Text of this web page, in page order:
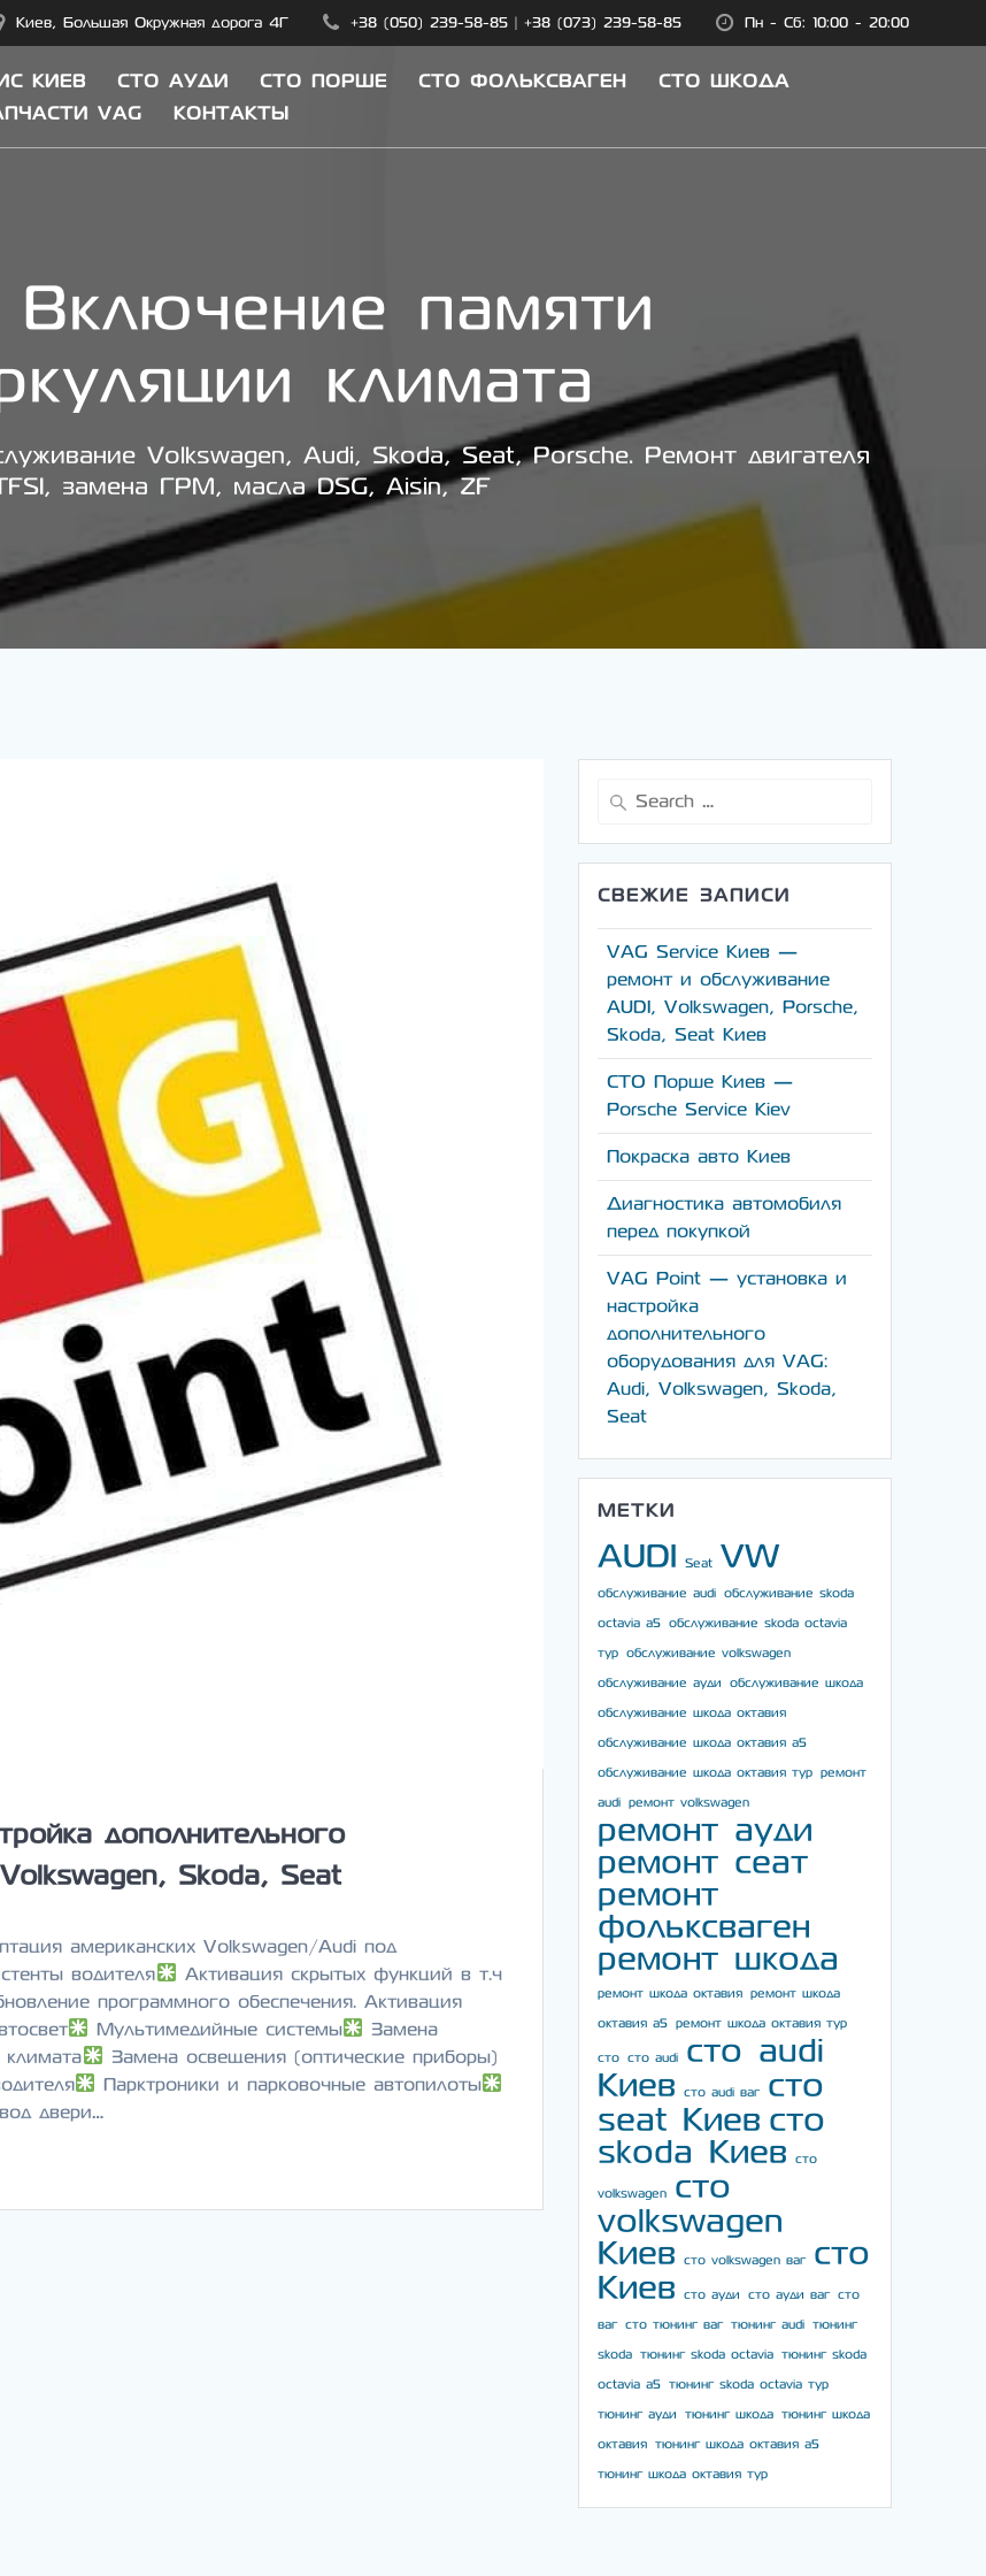
Киев, Большая Окружная дорога 4Г +38 (050) 239-58-85| +38 (073) 239-58-85 Пн - Сб: 10:00 - 20:00
КИЕВ СТО АУДИ СТО ПОРШЕ СТО ФОЛЬКСВАГЕН
СТО ШКОДА
VAG КОНТАКТЫ
Включение памяти
климата
Volkswagen, Audi, Skoda, Seat, Porsche. Ремонт двигателя
замена ГРМ, масла DSG, Aisin, ZF
дополнительного
Skoda, Seat
американских Volkswagen/Audi под
водителя
Активация скрытых функций в т.ч
программного обеспечения. Активация
Мультимедийные системы
Замена
климата
Замена освещения (оптические приборы)
Парктроники и парковочные автопилоты
двери…
Search
СВЕЖИЕ ЗАПИСИ
VAG Service Киев —
ремонт и обслуживание
AUDI, Volkswagen, Porsche,
Skoda, Seat Киев
СТО Порше Киев —
Porsche Service Kiev
Покраска авто Киев
Диагностика автомобиля
перед покупкой
VAG Point — установка и
настройка
дополнительного
оборудования для VAG:
Audi, Volkswagen, Skoda,
Seat
МЕТКИ
AUDI Seat VW
обслуживание audi обслуживание skoda
octavia a5 обслуживание skoda octavia
тур обслуживание volkswagen
обслуживание ауди обслуживание шкода
обслуживание шкода октавия
обслуживание шкода октавия а5
обслуживание шкода октавия тур ремонт
audi ремонт volkswagen
ремонт ауди
ремонт сеат
ремонт
фольксваген
ремонт шкода
ремонт шкода октавия ремонт шкода
октавия а5 ремонт шкода октавия тур
сто сто audi
сто audi
Киев
сто audi ваг
сто
seat Киев сто
skoda Киев
сто
volkswagen
сто
volkswagen
Киев
сто volkswagen ваг
сто
Киев
сто ауди сто ауди ваг сто
ваг сто тюнинг ваг тюнинг audi тюнинг
skoda тюнинг skoda octavia тюнинг skoda
octavia a5 тюнинг skoda octavia тур
тюнинг ауди тюнинг шкода тюнинг шкода
октавия тюнинг шкода октавия а5
тюнинг шкода октавия тур